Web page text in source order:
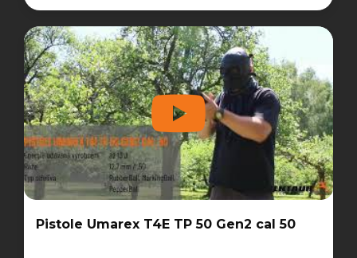
Pistole Umarex T4E TP 50 Gen2 cal 50